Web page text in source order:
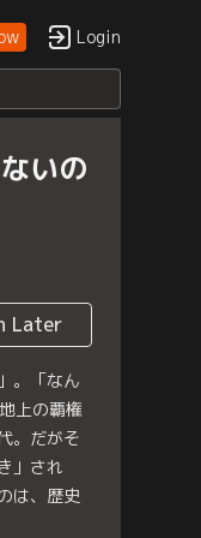
Login
いの
Later
。「なん
上の覇権
。だがそ
」され
は、歴史